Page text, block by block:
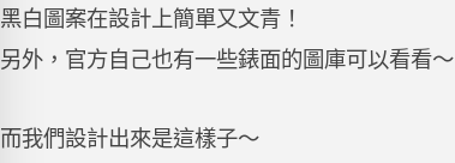
黑白圖案在設計上簡單又文青！
另外，官方自己也有一些錶面的圖庫可以看看～
而我們設計出來是這樣子～